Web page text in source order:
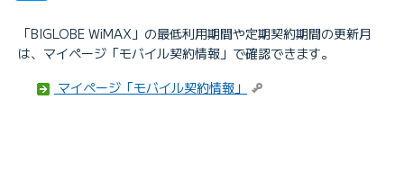
「BIGLOBE WiMAX」の最低利用期間や定期契約期間の更新月
は、マイページ「モバイル契約情報」で確認できます。
マイページ「モバイル契約情報」